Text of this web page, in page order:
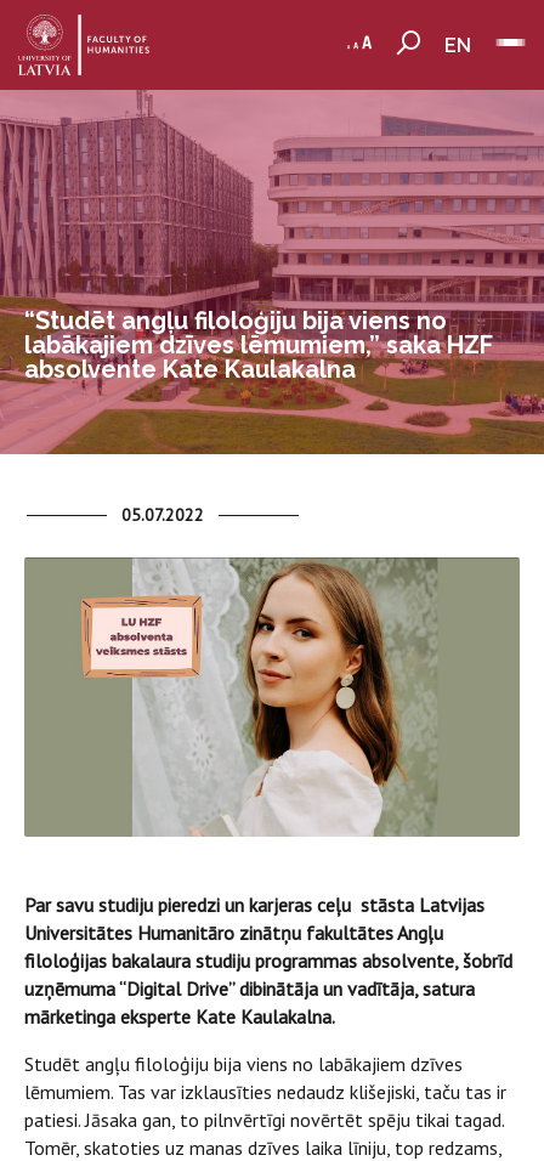
EN
“Studēt angļu filoloģiju bija viens no
labākajiem dzīves lēmumiem,” saka HZF
absolvente Kate Kaulakalna
05.07.2022
Par savu studiju pieredzi un karjeras ceļu stāsta Latvijas
Universitātes Humanitāro zinātņu fakultātes Angļu
filoloģijas bakalaura studiju programmas absolvente, šobrīd
uzņēmuma “Digital Drive” dibinātāja un vadītāja, satura
mārketinga eksperte Kate Kaulakalna.
Studēt angļu filoloģiju bija viens no labākajiem dzīves
lēmumiem. Tas var izklausīties nedaudz klišejiski, taču tas ir
patiesi. Jāsaka gan, to pilnvērtīgi novērtēt spēju tikai tagad.
Tomēr, skatoties uz manas dzīves laika līniju, top redzams,